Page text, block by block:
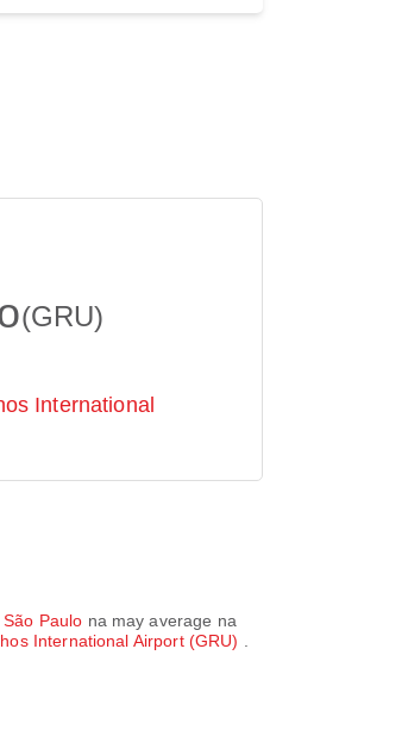
(GRU)
International
Paulo na may average na
International Airport (GRU)